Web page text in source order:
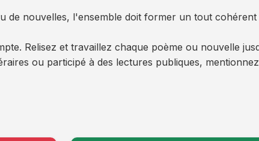
de nouvelles, l'ensemble doit former un tout
Relisez et travaillez chaque poème ou nouvelle
ou participé à des lectures publiques,